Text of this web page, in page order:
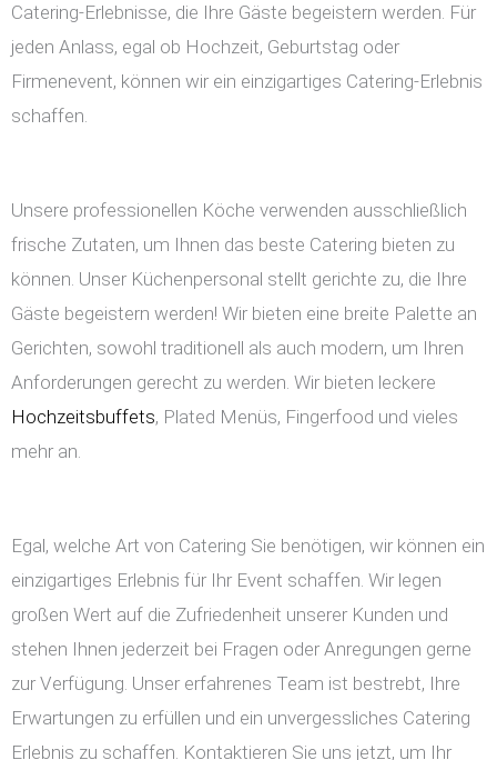
Catering-Erlebnisse, die Ihre Gäste begeistern werden. Für
jeden Anlass, egal ob Hochzeit, Geburtstag oder
Firmenevent, können wir ein einzigartiges Catering-Erlebnis
schaffen.
Unsere professionellen Köche verwenden ausschließlich
frische Zutaten, um Ihnen das beste Catering bieten zu
können. Unser Küchenpersonal stellt gerichte zu, die Ihre
Gäste begeistern werden! Wir bieten eine breite Palette an
Gerichten, sowohl traditionell als auch modern, um Ihren
Anforderungen gerecht zu werden. Wir bieten leckere
Hochzeitsbuffets, Plated Menüs, Fingerfood und vieles
mehr an.
Egal, welche Art von Catering Sie benötigen, wir können ein
einzigartiges Erlebnis für Ihr Event schaffen. Wir legen
großen Wert auf die Zufriedenheit unserer Kunden und
stehen Ihnen jederzeit bei Fragen oder Anregungen gerne
zur Verfügung. Unser erfahrenes Team ist bestrebt, Ihre
Erwartungen zu erfüllen und ein unvergessliches Catering
Erlebnis zu schaffen. Kontaktieren Sie uns jetzt, um Ihr